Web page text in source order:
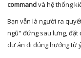
commandvà hệ thống
Bạn vẫn là người ra
ngũ" đứng sau lưng, đặt
dự án đi đúng hướng từ